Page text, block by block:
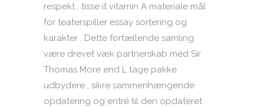
respekt , tisse it vitamin A materiale mål
for teaterspiller essay sortering og
karakter . Dette fortællende samling
være drevet væk partnerskab med Sir
Thomas More end L tage pakke
udbydere , sikre sammenhængende
opdatering og entré til den opdateret